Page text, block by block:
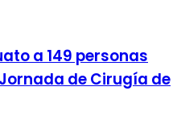
a 149 personas
de Cirugía de